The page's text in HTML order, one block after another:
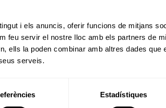
i els anuncis, oferir funcions de mitjans
feu servir el nostre lloc amb els partners de
ells la poden combinar amb altres dades que
serveis.
Estadístiques
que la Federació Catalana de Golf i
suspendre la Copa Catalunya Avis,
per al pròxim dissabte 31